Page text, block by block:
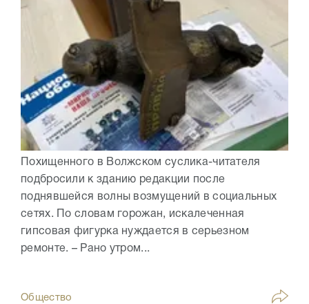
Похищенного в Волжском суслика-читателя
подбросили к зданию редакции после
поднявшейся волны возмущений в социальных
сетях. По словам горожан, искалеченная
гипсовая фигурка нуждается в серьезном
ремонте. – Рано утром...
Общество